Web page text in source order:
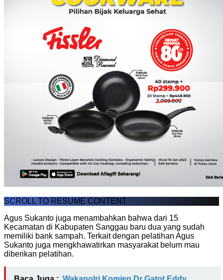
SCROLL TO RESUME CONTENT
Agus Sukanto juga menambahkan bahwa dari 15
Kecamatan di Kabupaten Sanggau baru dua yang sudah
memiliki bank sampah. Terkait dengan pelatihan Agus
Sukanto juga mengkhawatirkan masyarakat belum mau
diberikan pelatihan.